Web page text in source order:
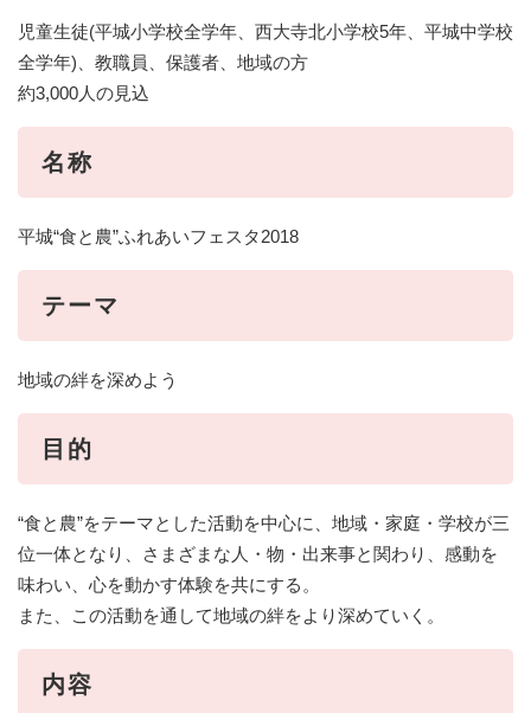
児童生徒(平城小学校全学年、西大寺北小学校5年、平城中学校
全学年)、教職員、保護者、地域の方
約3,000人の見込
名称
平城“食と農”ふれあいフェスタ2018
テーマ
地域の絆を深めよう
目的
“食と農”をテーマとした活動を中心に、地域・家庭・学校が三
位一体となり、さまざまな人・物・出来事と関わり、感動を
味わい、心を動かす体験を共にする。
また、この活動を通して地域の絆をより深めていく。
内容